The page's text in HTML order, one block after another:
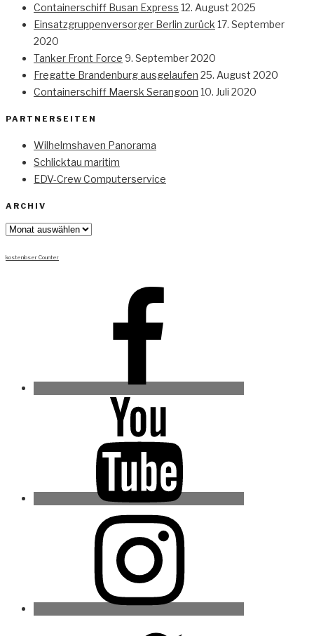
Containerschiff Busan Express 12. August 2025
Einsatzgruppenversorger Berlin zurück 17. September
2020
Tanker Front Force 9. September 2020
Fregatte Brandenburg ausgelaufen 25. August 2020
Containerschiff Maersk Serangoon 10. Juli 2020
PARTNERSEITEN
Wilhelmshaven Panorama
Schlicktau maritim
EDV-Crew Computerservice
ARCHIV
Archiv
kostenloser Counter